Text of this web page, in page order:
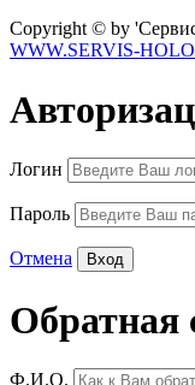
Copyright © by
WWW.SERVIS-
Логин
Пароль
Отмена
Обратная
Ф.И.О.